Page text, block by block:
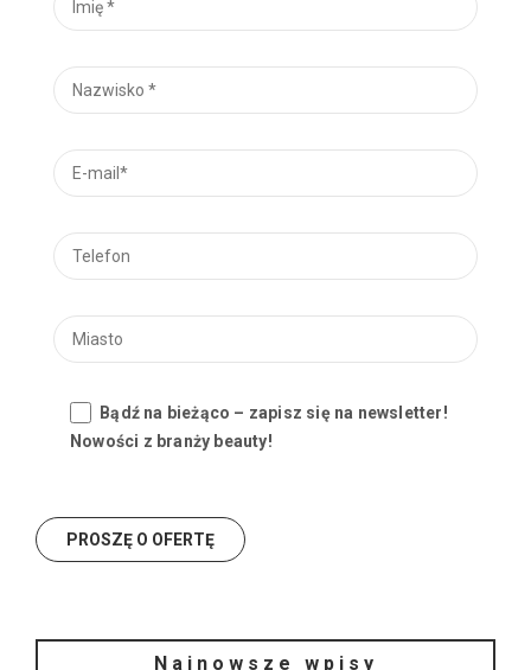
Bądź na bieżąco – zapisz się na newsletter!
Nowości z branży beauty!
Najnowsze wpisy